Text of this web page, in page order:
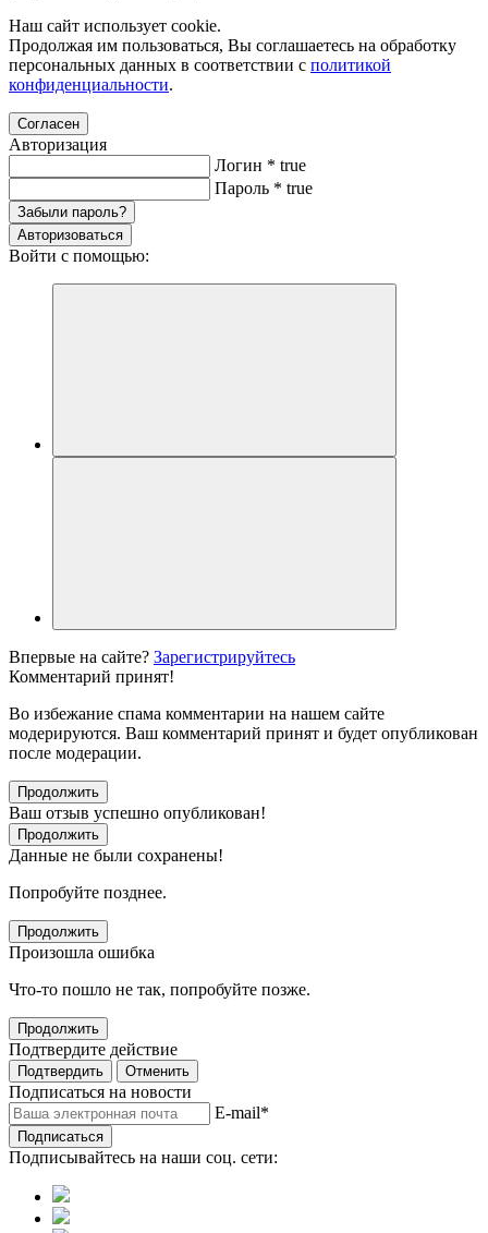
Наш сайт использует cookie.
Продолжая им пользоваться, Вы соглашаетесь на обработку
персональных данных в соответствии с политикой
конфиденциальности.
Согласен
Авторизация
Логин * true
Пароль * true
Забыли пароль?
Авторизоваться
Войти с помощью:
Впервые на сайте? Зарегистрируйтесь
Комментарий принят!
Во избежание спама комментарии на нашем сайте
модерируются. Ваш комментарий принят и будет опубликован
после модерации.
Продолжить
Ваш отзыв успешно опубликован!
Продолжить
Данные не были сохранены!
Попробуйте позднее.
Продолжить
Произошла ошибка
Что-то пошло не так, попробуйте позже.
Продолжить
Подтвердите действие
Подтвердить Отменить
Подписаться на новости
E-mail*
Подписаться
Подписывайтесь на наши соц. сети: